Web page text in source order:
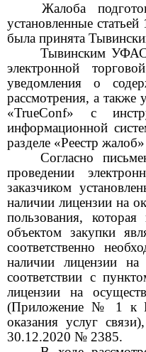
Жалоба
установленные
была принята
Тывинским
электронной
уведомления о
рассмотрения, а также
«TrueConf» с
информационной сист
разделе «Реестр
Согласно
проведении
заказчиком
наличии лицензии на
пользования, которая
объектом закупки
соответственно
наличии лицензии на
соответствии с
лицензии на
(Приложение № 1 к
оказания услуг
30.12.2020 № 2385.